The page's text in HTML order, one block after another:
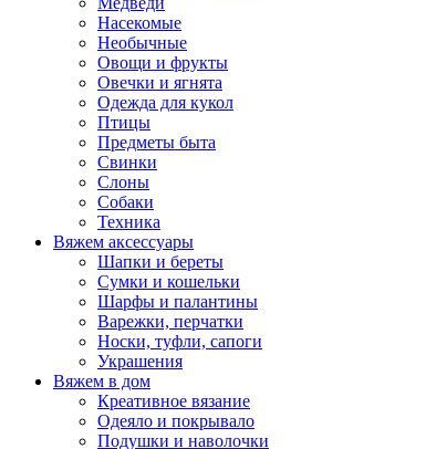
Насекомые
Необычные
Овощи и фрукты
Овечки и ягнята
Одежда для кукол
Птицы
Предметы быта
Свинки
Слоны
Собаки
Техника
Вяжем аксессуары
Шапки и береты
Сумки и кошельки
Шарфы и палантины
Варежки, перчатки
Носки, туфли, сапоги
Украшения
Вяжем в дом
Креативное вязание
Одеяло и покрывало
Подушки и наволочки